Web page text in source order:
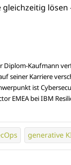
lösen
Diplom-Kaufmann
seiner Karriere
ist
EMEA bei IBM
generative